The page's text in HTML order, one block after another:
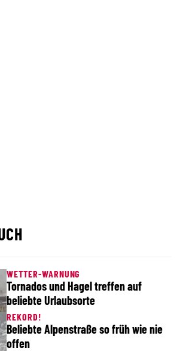
WETTER-WARNUNG
Tornados und Hagel treffen auf
beliebte Urlaubsorte
REKORD!
Beliebte Alpenstraße so früh wie nie
offen